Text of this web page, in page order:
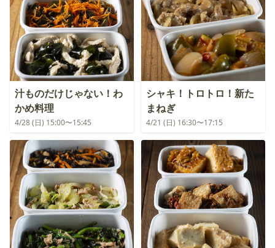
汁ものだけじゃない！わ
かめ料理
4/28 (日) 15:00〜15:45
シャキ！トロトロ！新た
まねぎ
4/21 (日) 16:30〜17:15